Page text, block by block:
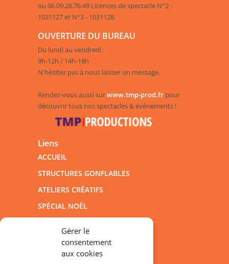
Gérer le
consentement
aux cookies
ou 06.09.26.76.49 Licences de spectacle N°2 -
1031127 et N°3 - 1031128.
OUVERTURE DU BUREAU
Du lundi au vendredi :
9h-12h / 14h-18h
N'hésitez pas à nous laisser un message.
Rendez-vous aussi surwww.tmp-prod.fr pour
découvrir tous nos spectacles & événements !
Liens
ACCUEIL
STRUCTURES GONFLABLES
ATELIERS CRÉATIFS
SPÉCIAL NOËL
POLITIQUE DE CONFIDENTIALITÉ
MENTIONS LÉGALES